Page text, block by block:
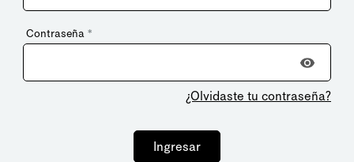
Contraseña *
¿Olvidaste tu contraseña?
Ingresar